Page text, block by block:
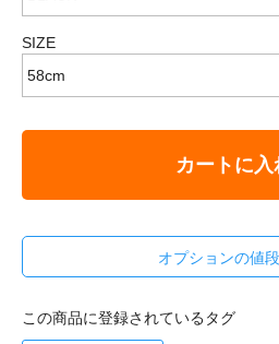
SIZE
カートに入
オプションの値
この商品に登録されているタグ